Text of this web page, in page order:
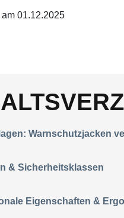
01.12.2025
Warnschutzjacken
& Sicherheitsklassen
Eigenschaften &